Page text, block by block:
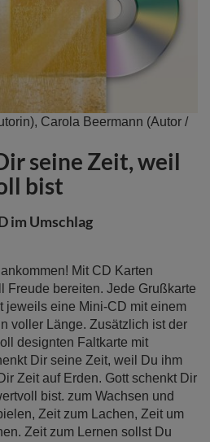
Carola Beermann (Autor /
seine Zeit, weil
bist
im Umschlag
Mit CD Karten
Freude bereiten. Jede Grußkarte
jeweils eine Mini-CD mit einem
voller Länge. Zusätzlich ist der
designten Faltkarte mit
Dir seine Zeit, weil Du ihm
Zeit auf Erden. Gott schenkt Dir
bist. zum Wachsen und
Zeit zum Lachen, Zeit um
Zeit zum Lernen sollst Du